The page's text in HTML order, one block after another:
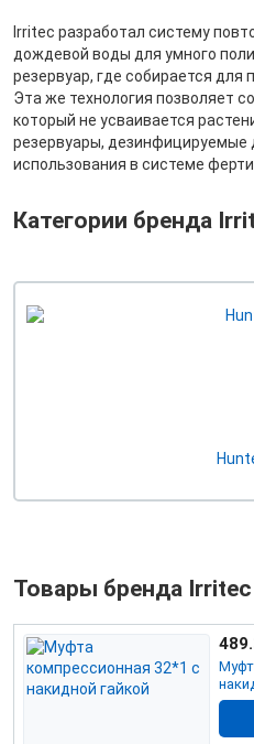
Irritec разработал систему
дождевой воды для умного
резервуар, где собирается для
Эта же технология позволяет
который не усваивается
резервуары, дезинфицируемые
использования в системе
Категории бренда
Товары бренда Irritec